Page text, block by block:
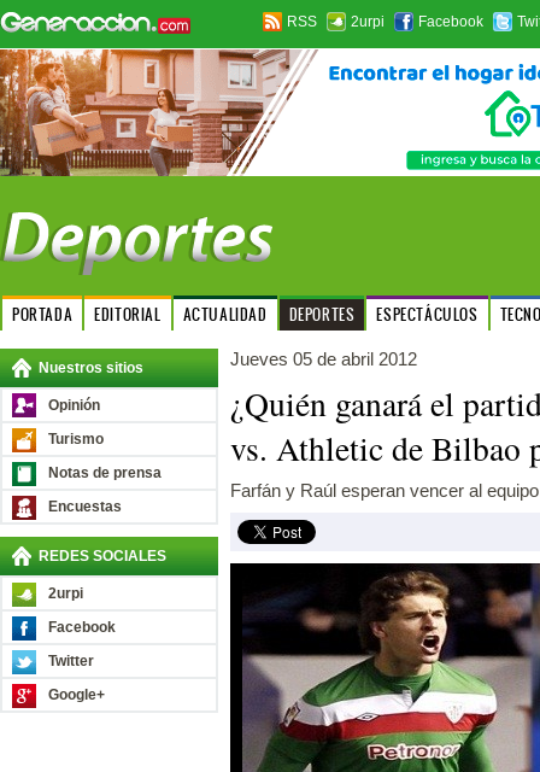
RSS 2urpi Facebook
PORTADA EDITORIAL ACTUALIDAD DEPORTES ESPECTÁCULOS
Nuestros sitios
Opinión
Turismo
Notas de prensa
Encuestas
REDES SOCIALES
2urpi
Facebook
Twitter
Google+
Jueves 05 de abril 2012
¿Quién ganará el
vs. Athletic de Bilbao
Farfán y Raúl esperan vencer al